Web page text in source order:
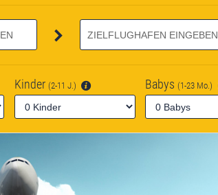
Kinder (2-11 J.) Babys(1-23 Mo.)